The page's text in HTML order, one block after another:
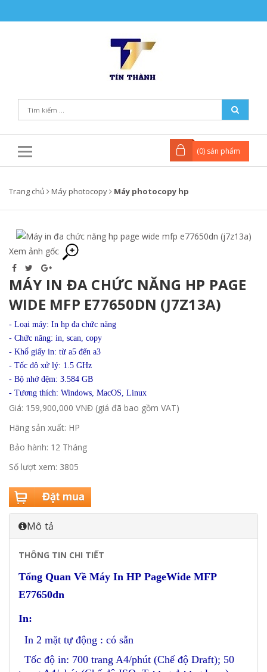
(0) sản phẩm
Trang chủ Máy photocopy Máy photocopy hp
Xem ảnh gốc
MÁY IN ĐA CHỨC NĂNG HP PAGE
WIDE MFP E77650DN (J7Z13A)
- Loại máy: In hp đa chức năng
- Chức năng: in, scan, copy
- Khổ giấy in: từ a5 đến a3
- Tốc độ xử lý: 1.5 GHz
- Bộ nhớ đệm: 3.584 GB
- Tương thích: Windows, MacOS, Linux
Giá: 159,900,000 VNĐ (giá đã bao gồm VAT)
Hãng sản xuất: HP
Bảo hành: 12 Tháng
Số lượt xem: 3805
Mô tả
THÔNG TIN CHI TIẾT
Tổng Quan Về Máy In HP PageWide MFP
E77650dn
In:
In 2 mặt tự động : có sẵn
Tốc độ in: 700 trang A4/phút (Chế độ Draft); 50